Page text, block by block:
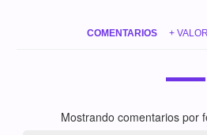
COMENTARIOS +
Mostrando comentarios por